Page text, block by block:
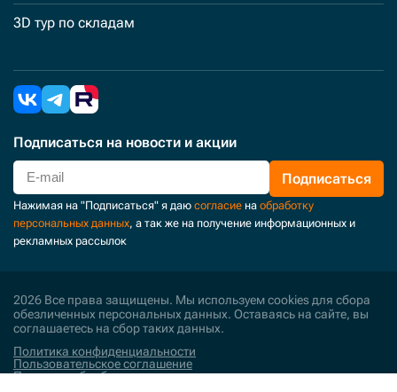
3D тур по складам
Подписаться на новости и акции
Подписаться
Нажимая на "Подписаться" я даю согласие на обработку
персональных данных, а так же на получение информационных и
рекламных рассылок
2026 Все права защищены. Мы используем cookies для сбора
обезличенных персональных данных. Оставаясь на сайте, вы
соглашаетесь на сбор таких данных.
Политика конфиденциальности
Пользовательское соглашение
Политика обработки персональных данных